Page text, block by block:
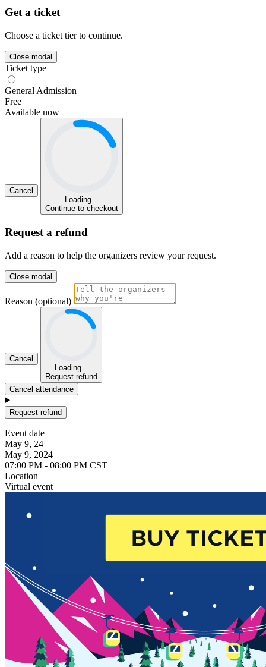
Get a ticket
Choose a ticket tier to continue.
Close modal
Ticket type
General Admission
Free
Available now
Cancel
Loading...
Continue to checkout
Request a refund
Add a reason to help the organizers review your request.
Close modal
Reason (optional)
Cancel
Loading...
Request refund
Cancel attendance
Request refund
Event date
May 9, 24
May 9, 2024
07:00 PM - 08:00 PM CST
Location
Virtual event